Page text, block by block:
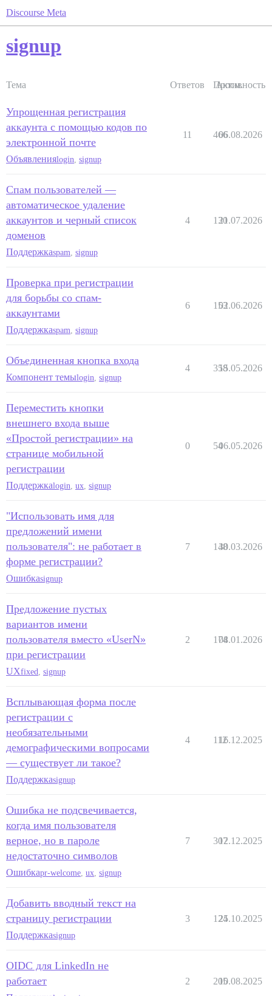
Discourse Meta
signup
Тема Ответов Просм.
Активность
Упрощенная регистрация
аккаунта с помощью кодов по
электронной почте
Объявленияlogin signup
11 466
06.08.2026
Спам пользователей —
автоматическое удаление
аккаунтов и черный список
доменов
Поддержкаspam signup
4 130
21.07.2026
Проверка при регистрации
для борьбы со спам-
аккаунтами
Поддержкаspam signup
6 153
02.06.2026
Объединенная кнопка входа
Компонент темыlogin signup
4 358
15.05.2026
Переместить кнопки
внешнего входа выше
«Простой регистрации» на
странице мобильной
регистрации
Поддержкаlogin ux signup
0 5406.05.2026
"Использовать имя для
предложений имени
пользователя": не работает в
форме регистрации?
Ошибкаsignup
7 148
30.03.2026
Предложение пустых
вариантов имени
пользователя вместо «UserN»
при регистрации
UXfixed signup
2 174
08.01.2026
Всплывающая форма после
регистрации с
необязательными
демографическими вопросами
— существует ли такое?
Поддержкаsignup
4 112
16.12.2025
Ошибка не подсвечивается,
когда имя пользователя
верное, но в пароле
недостаточно символов
Ошибкаpr-welcome ux signup
7 307
12.12.2025
Добавить вводный текст на
страницу регистрации
Поддержкаsignup
3 124
25.10.2025
OIDC для LinkedIn не
работает
2 205
10.08.2025